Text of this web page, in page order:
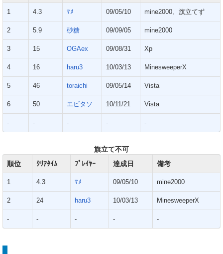
1 4.3 ﾏﾒ 09/05/10 mine2000、旗立てず
2 5.9 砂糖 09/09/05 mine2000
3 15 OGAex 09/08/31 Xp
4 16 haru3 10/03/13 MinesweeperX
5 46 toraichi 09/05/14 Vista
6 50 エビタソ 10/11/21 Vista
- - - - -
旗立て不可
順位
ｸﾘｱﾀｲﾑ ﾌﾟﾚｲﾔｰ 達成日 備考
1 4.3 ﾏﾒ 09/05/10 mine2000
2 24 haru3 10/03/13 MinesweeperX
- - - - -